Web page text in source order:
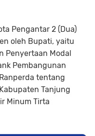
Pengantar 2 (Dua)
oleh Bupati, yaitu
Penyertaan Modal
Pembangunan
tentang
Tanjung
Minum Tirta